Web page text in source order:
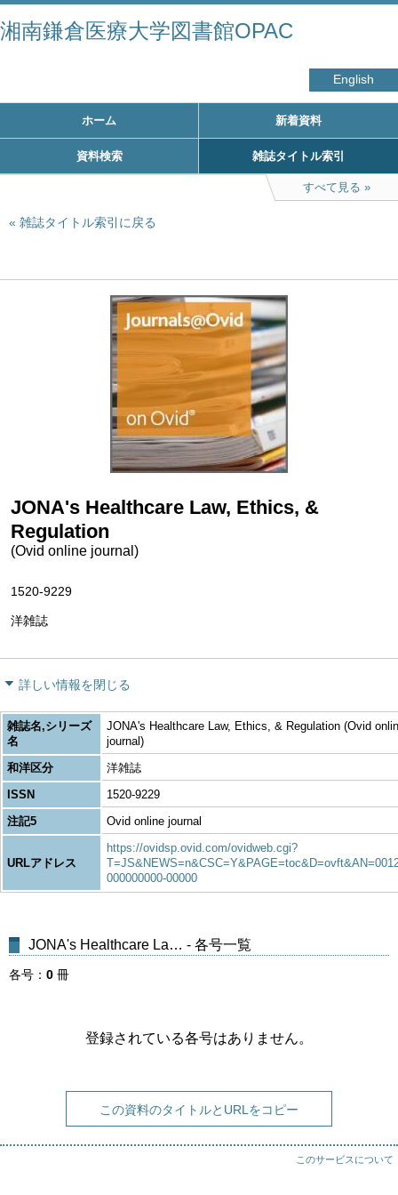
湘南鎌倉医療大学図書館OPAC
English
ホーム 新着資料
資料検索 雑誌タイトル索引
すべて見る
雑誌タイトル索引に戻る
JONA's Healthcare Law, Ethics, &
Regulation
(Ovid online journal)
1520-9229
洋雑誌
詳しい情報を閉じる
雑誌名,シリーズ
名
JONA's Healthcare Law, Ethics, & Regulation (Ovid
journal)
和洋区分
洋雑誌
ISSN
1520-9229
注記5
Ovid online journal
URLアドレス
https://ovidsp.ovid.com/ovidweb.cgi?
000000000-00000
JONA's Healthcare La… - 各号一覧
各号 0 冊
登録されている各号はありません。
この資料のタイトルとURLをコピー
このサービスについて